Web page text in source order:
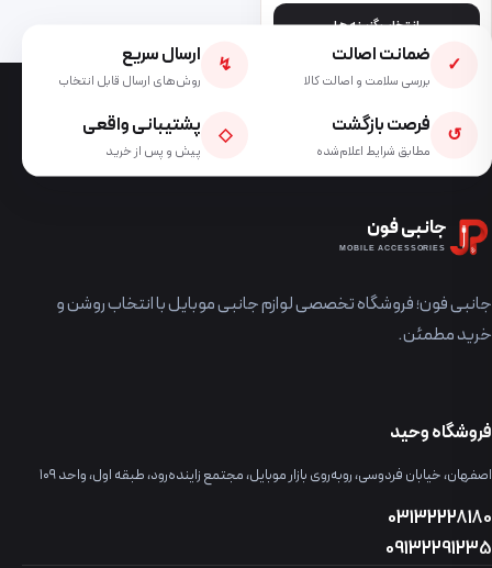
انتخاب گزینه ها
✓ ضمانت اصالت
بررسی سلامت و اصالت کالا
↯ ارسال سریع
روش‌های ارسال قابل انتخاب
↺ فرصت بازگشت
مطابق شرایط اعلام‌شده
◇ پشتیبانی واقعی
پیش و پس از خرید
جانبی فون
MOBILE ACCESSORIES
جانبی فون؛ فروشگاه تخصصی لوازم جانبی موبایل با انتخاب روشن و
خرید مطمئن.
فروشگاه وحید
اصفهان، خیابان فردوسی، روبه‌روی بازار موبایل، مجتمع زاینده‌رود، طبقه اول، واحد ۱۰۹
03132228180
09132291235